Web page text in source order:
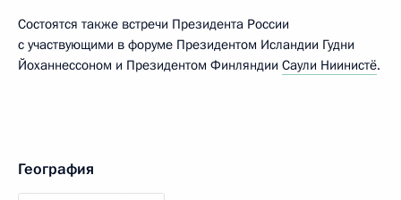
Состоятся также встречи Президента России
с участвующими в форуме Президентом Исландии Гудни
Йоханнессоном и Президентом Финляндии Саули Ниинистё.
География